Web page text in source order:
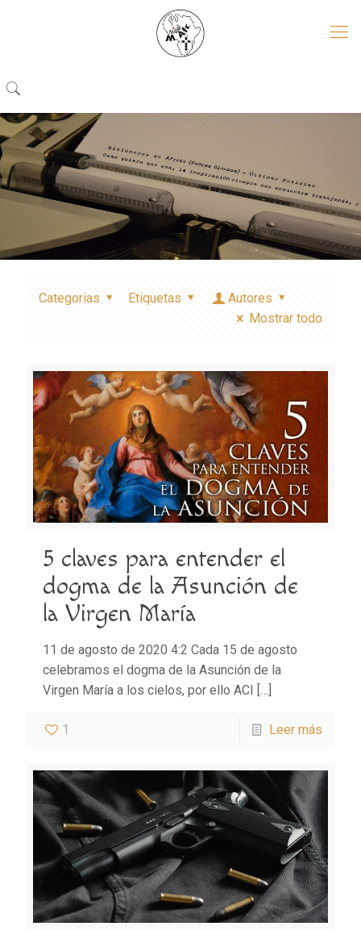
Categorias Etiquetas
Autores
Mostrar todo
5 claves para entender el
dogma de la Asunción de
la Virgen María
11 de agosto de 2020 4:2 Cada 15 de agosto
celebramos el dogma de la Asunción de la
Virgen María a los cielos, por ello ACI
[…]
1 Leer más